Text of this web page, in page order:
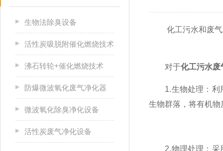
生物法除臭设备
活性炭吸脱附催化燃烧技术
沸石转轮+催化燃烧技术
防爆微波氧化废气净化器
微波氧化除臭净化设备
活性炭废气净化设备
化工污水和废气是
对于化工污水废
1.生物处理：利用
生物群落，将有机
2.物理处理：采用